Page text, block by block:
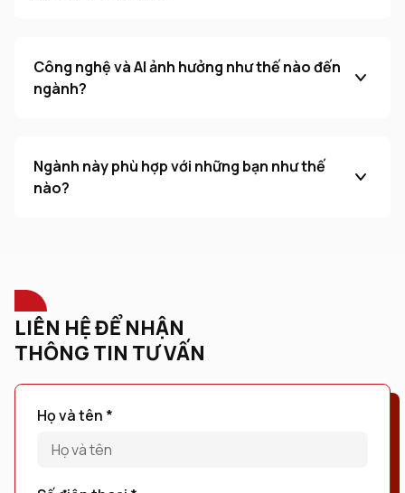
Công nghệ và AI ảnh hưởng như thế nào đến
ngành?
Ngành này phù hợp với những bạn như thế
nào?
LIÊN HỆ ĐỂ NHẬN
THÔNG TIN TƯ VẤN
Họ và tên *